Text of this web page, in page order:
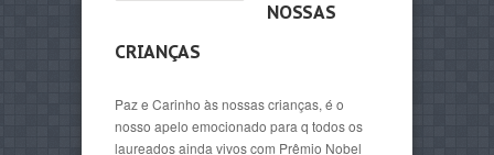
NOSSAS
CRIANÇAS
Paz e Carinho às nossas crianças, é o
nosso apelo emocionado para q todos os
laureados ainda vivos com Prêmio Nobel